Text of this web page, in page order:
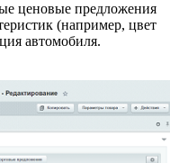
ценовые предложения
(например, цвет
автомобиля.